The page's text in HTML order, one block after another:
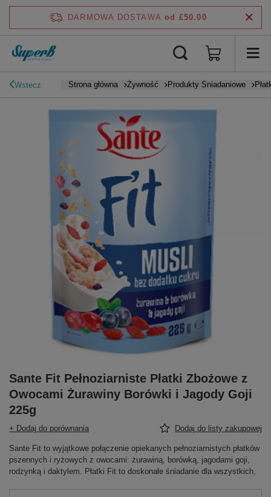
DARMOWA DOSTAWA od £50.00
Wstecz Strona główna Żywność Produkty Śniadaniowe
Sante Fit Pełnoziarniste Płatki Zbożowe z
Owocami Żurawiny Borówki i Jagody Goji
225g
+ Dodaj do porównania Dodaj do listy zakupowej
Sante Fit to wyjątkowe połączenie opiekanych pełnoziarnistych płatków
pszennych i ryżowych z owocami: żurawiną, borówką, jagodami goji,
rodzynką i daktylem. Płatki Fit to doskonałe śniadanie dla wszystkich,